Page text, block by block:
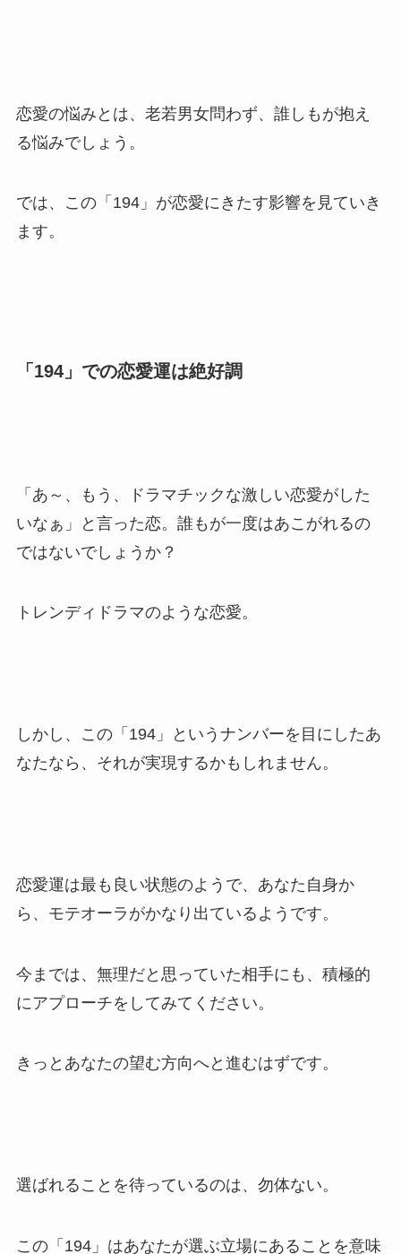
恋愛の悩みとは、老若男女問わず、誰しもが抱え
る悩みでしょう。
では、この「194」が恋愛にきたす影響を見ていき
ます。
「194」での恋愛運は絶好調
「あ～、もう、ドラマチックな激しい恋愛がした
いなぁ」と言った恋。誰もが一度はあこがれるの
ではないでしょうか？
トレンディドラマのような恋愛。
しかし、この「194」というナンバーを目にしたあ
なたなら、それが実現するかもしれません。
恋愛運は最も良い状態のようで、あなた自身か
ら、モテオーラがかなり出ているようです。
今までは、無理だと思っていた相手にも、積極的
にアプローチをしてみてください。
きっとあなたの望む方向へと進むはずです。
選ばれることを待っているのは、勿体ない。
この「194」はあなたが選ぶ立場にあることを意味